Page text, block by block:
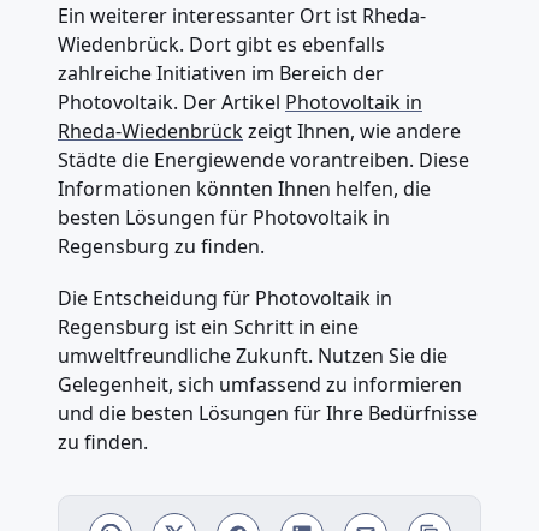
Ein weiterer interessanter Ort ist Rheda-
Wiedenbrück. Dort gibt es ebenfalls
zahlreiche Initiativen im Bereich der
Photovoltaik. Der Artikel Photovoltaik in
Rheda-Wiedenbrückzeigt Ihnen, wie andere
Städte die Energiewende vorantreiben. Diese
Informationen könnten Ihnen helfen, die
besten Lösungen für Photovoltaik in
Regensburg zu finden.
Die Entscheidung für Photovoltaik in
Regensburg ist ein Schritt in eine
umweltfreundliche Zukunft. Nutzen Sie die
Gelegenheit, sich umfassend zu informieren
und die besten Lösungen für Ihre Bedürfnisse
zu finden.